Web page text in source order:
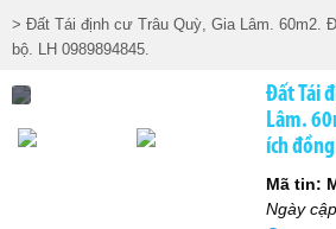
> Đất Tái định cư Trâu Quỳ, Gia Lâm. 60m2.
bộ. LH 0989894845.
Đất Tái
Lâm.
ích
Mã tin:
Ngày